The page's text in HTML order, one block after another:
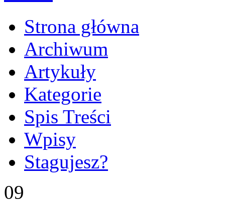
Strona główna
Archiwum
Artykuły
Kategorie
Spis Treści
Wpisy
Stagujesz?
09